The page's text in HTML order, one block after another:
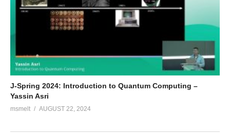
J-Spring 2024: Introduction to Quantum Computing –
Yassin Asri
msmelt AUGUST 22, 2024